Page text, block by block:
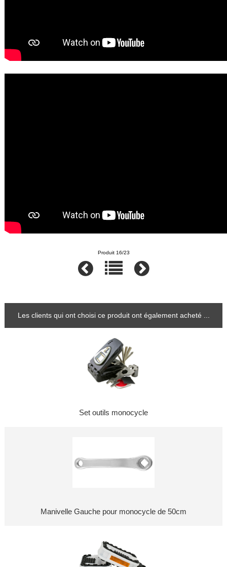
Produit 16/23
Les clients qui ont choisi ce produit ont également acheté ...
Set outils monocycle
Manivelle Gauche pour monocycle de 50cm